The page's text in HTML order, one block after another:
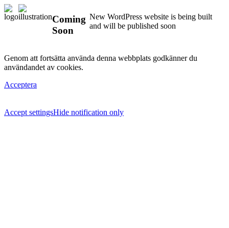
Coming
Soon
New WordPress website is being built
and will be published soon
Genom att fortsätta använda denna webbplats godkänner du
användandet av cookies.
Acceptera
Accept settingsHide notification only